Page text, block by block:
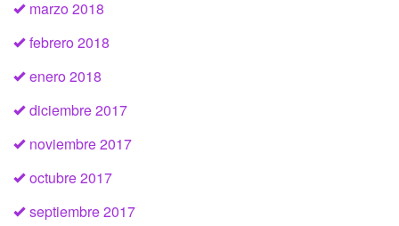
marzo 2018
febrero 2018
enero 2018
diciembre 2017
noviembre 2017
octubre 2017
septiembre 2017